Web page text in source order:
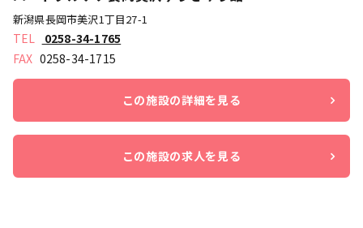
新潟県長岡市美沢1丁目27-1
0258-34-1765
0258-34-1715
この施設の詳細を見る
この施設の求人を見る